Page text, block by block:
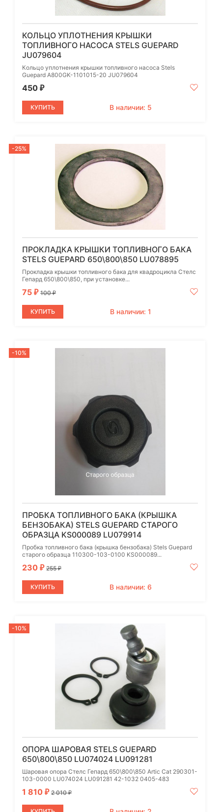
КОЛЬЦО УПЛОТНЕНИЯ КРЫШКИ
ТОПЛИВНОГО НАСОСА STELS GUEPARD
JU079604
Кольцо уплотнения крышки топливного насоса Stels
Guepard A800GK-1101015-20 JU079604
450 ₽
КУПИТЬ В наличии: 5
-25%
ПРОКЛАДКА КРЫШКИ ТОПЛИВНОГО БАКА
STELS GUEPARD 650\800\850 LU078895
Прокладка крышки топливного бака для квадроцикла Стелс
Гепард 650\800\850, при установке...
75 ₽ 100₽
КУПИТЬ В наличии: 1
-10%
ПРОБКА ТОПЛИВНОГО БАКА (КРЫШКА
БЕНЗОБАКА) STELS GUEPARD СТАРОГО
ОБРАЗЦА KS000089 LU079914
Пробка топливного бака (крышка бензобака) Stels Guepard
старого образца 110300-103-0100 KS000089...
230 ₽ 255₽
КУПИТЬ В наличии: 6
-10%
ОПОРА ШАРОВАЯ STELS GUEPARD
650\800\850 LU074024 LU091281
Шаровая опора Стелс Гепард 650\800\850 Artic Cat 290301-
103-0000 LU074024 LU091281 42-1032 0405-483
1 810 ₽ 2 010₽